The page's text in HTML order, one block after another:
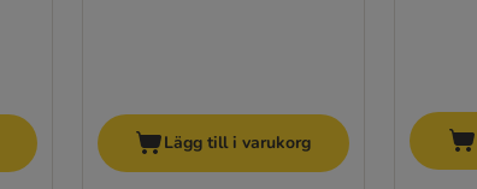
Lägg till i varukorg